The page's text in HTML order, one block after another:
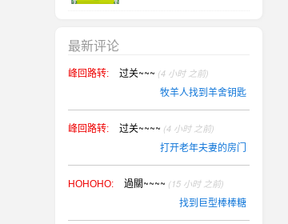
最新评论
峰回路转: 过关~~~ (4 小时 之前)
牧羊人找到羊舍钥匙
峰回路转: 过关~~~~ (4 小时 之前)
打开老年夫妻的房门
HOHOHO: 過關~~~~ (15 小时 之前)
找到巨型棒棒糖